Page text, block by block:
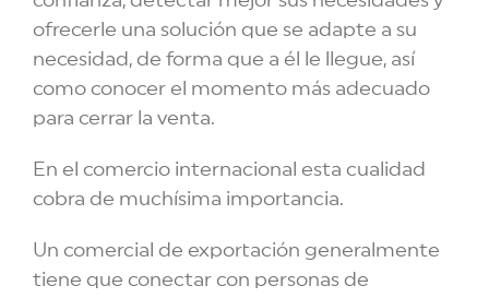
ofrecerle una solución que se adapte a su
necesidad, de forma que a él le llegue, así
como conocer el momento más adecuado
para cerrar la venta.
En el comercio internacional esta cualidad
cobra de muchísima importancia.
Un comercial de exportación generalmente
tiene que conectar con personas de